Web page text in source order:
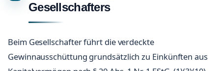
Gesellschafters
Beim Gesellschafter führt die verdeckte
Gewinnausschüttung grundsätzlich zu Einkünften aus